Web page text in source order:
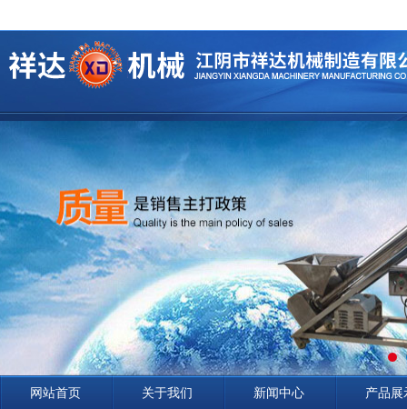
网站首页 关于我们 新闻中心 产品展